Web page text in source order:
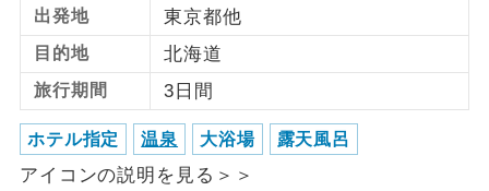
出発地 東京都他
目的地 北海道
旅行期間 3日間
ホテル指定 温泉 大浴場 露天風呂
アイコンの説明を見る＞＞
金
コースです。
ご夫婦限定
ご夫婦限定でご参加いただけるコースで
す。
女性限定
女性限定でご参加いただけるコースで
す。